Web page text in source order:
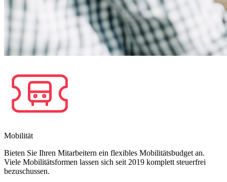
Mobilität
Bieten Sie Ihren Mitarbeitern ein flexibles Mobilitätsbudget an.
Viele Mobilitätsformen lassen sich seit 2019 komplett steuerfrei
bezuschussen.